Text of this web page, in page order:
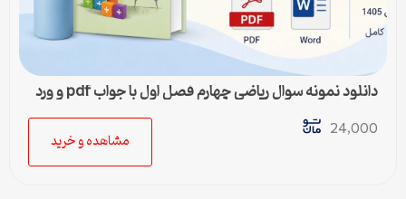
دانلود نمونه سوال ریاضی چهارم فصل اول با جواب pdf و ورد
24,000
مشاهده و خرید